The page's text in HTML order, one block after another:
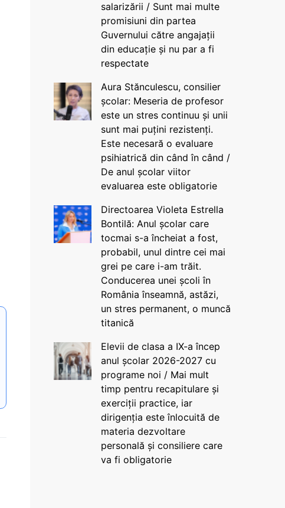
salarizării / Sunt mai multe
promisiuni din partea
Guvernului către angajații
din educație și nu par a fi
respectate
Aura Stănculescu, consilier
școlar: Meseria de profesor
este un stres continuu și unii
sunt mai puțini rezistenți.
Este necesară o evaluare
psihiatrică din când în când /
De anul școlar viitor
evaluarea este obligatorie
Directoarea Violeta Estrella
Bontilă: Anul școlar care
tocmai s-a încheiat a fost,
probabil, unul dintre cei mai
grei pe care i-am trăit.
Conducerea unei școli în
România înseamnă, astăzi,
un stres permanent, o muncă
titanică
Elevii de clasa a IX-a încep
anul școlar 2026-2027 cu
programe noi / Mai mult
timp pentru recapitulare și
exerciții practice, iar
dirigenția este înlocuită de
materia dezvoltare
personală și consiliere care
va fi obligatorie